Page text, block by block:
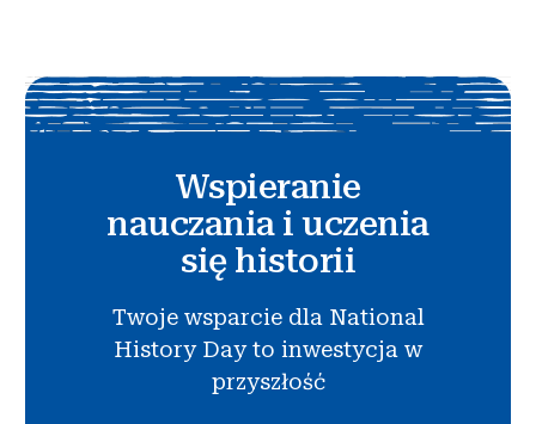
Wspieranie
nauczania i uczenia
się historii
Twoje wsparcie dla National
History Day to inwestycja w
przyszłość